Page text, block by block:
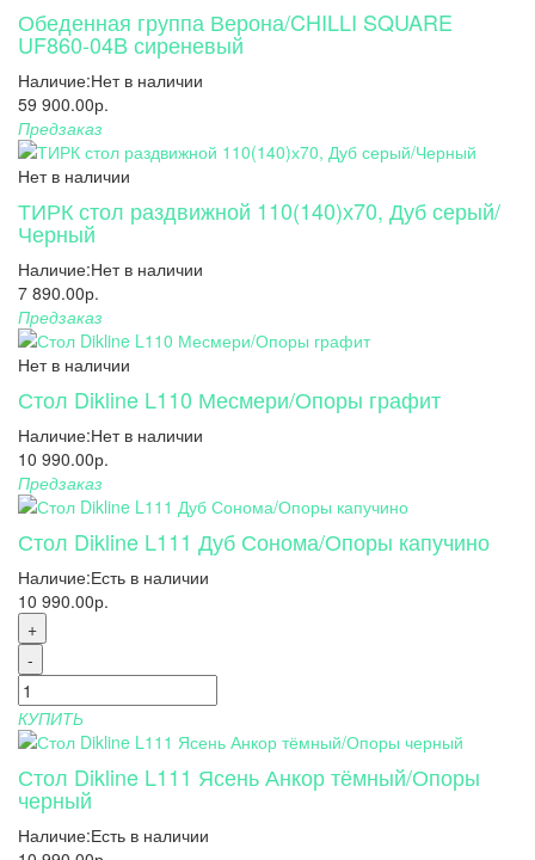
Обеденная группа Верона/CHILLI SQUARE
UF860-04B сиреневый
Наличие:Нет в наличии
59 900.00р.
Предзаказ
Нет в наличии
ТИРК стол раздвижной 110(140)х70, Дуб серый/
Черный
Наличие:Нет в наличии
7 890.00р.
Предзаказ
Нет в наличии
Стол Dikline L110 Месмери/Опоры графит
Наличие:Нет в наличии
10 990.00р.
Предзаказ
Стол Dikline L111 Дуб Сонома/Опоры капучино
Наличие:Есть в наличии
10 990.00р.
+
-
КУПИТЬ
Стол Dikline L111 Ясень Анкор тёмный/Опоры
черный
Наличие:Есть в наличии